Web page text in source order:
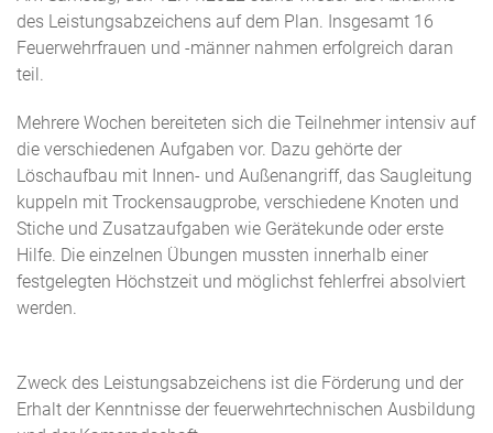
des Leistungsabzeichens auf dem Plan. Insgesamt 16
Feuerwehrfrauen und -männer nahmen erfolgreich daran
teil.
Mehrere Wochen bereiteten sich die Teilnehmer intensiv auf
die verschiedenen Aufgaben vor. Dazu gehörte der
Löschaufbau mit Innen- und Außenangriff, das Saugleitung
kuppeln mit Trockensaugprobe, verschiedene Knoten und
Stiche und Zusatzaufgaben wie Gerätekunde oder erste
Hilfe. Die einzelnen Übungen mussten innerhalb einer
festgelegten Höchstzeit und möglichst fehlerfrei absolviert
werden.
Zweck des Leistungsabzeichens ist die Förderung und der
Erhalt der Kenntnisse der feuerwehrtechnischen Ausbildung